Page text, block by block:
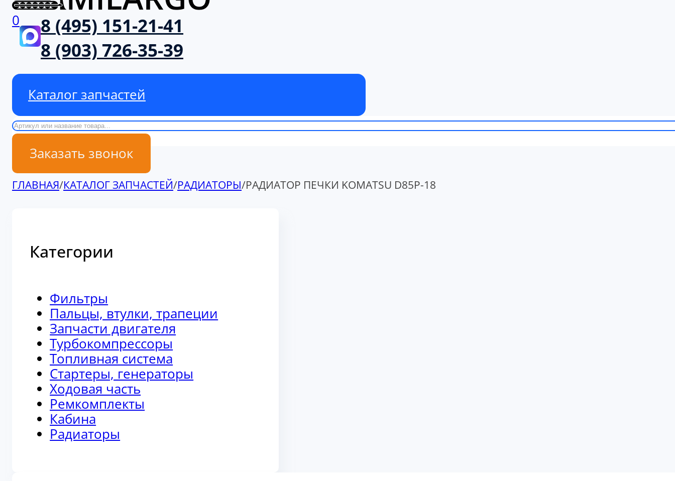
0
8 (495) 151-21-41
8 (903) 726-35-39
Каталог запчастей
Поиск
Заказать звонок
ГЛАВНАЯ/КАТАЛОГ ЗАПЧАСТЕЙ/РАДИАТОРЫ/РАДИАТОР ПЕЧКИ KOMATSU D85P-18
Категории
Фильтры
Пальцы, втулки, трапеции
Запчасти двигателя
Турбокомпрессоры
Топливная система
Стартеры, генераторы
Ходовая часть
Ремкомплекты
Кабина
Радиаторы